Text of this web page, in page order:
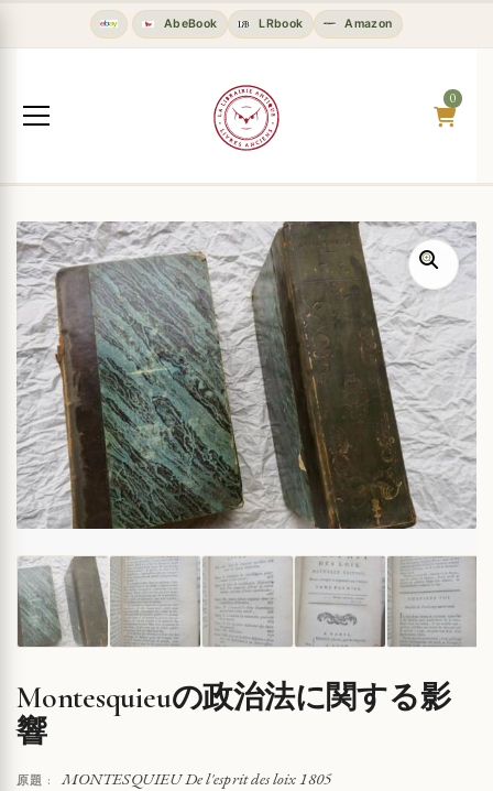
AbeBook LRbook Amazon
0
Montesquieuの政治法に関する影
響
原題 : MONTESQUIEU De l'esprit des loix 1805